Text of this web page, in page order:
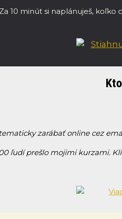
Za 10 minút si naplánuješ, koľko
zarábať online cez
ľudí prešlo mojimi kurzami.